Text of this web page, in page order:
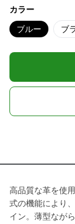
カラー
ブルー ブ
高品質な革を使
式の機能により
イン。薄型なが